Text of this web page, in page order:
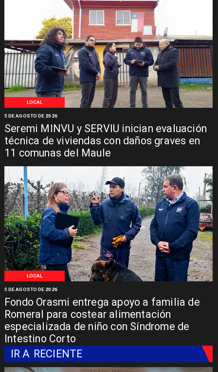
LOCAL
Seremi MINVU y SERVIU inician evaluación
técnica de viviendas con daños graves en
11 comunas del Maule
5 DE AGOSTO DE 2026
LOCAL
Fondo Orasmi entrega apoyo a familia de
Romeral para costear alimentación
especializada de niño con Síndrome de
Intestino Corto
5 DE AGOSTO DE 2026
IR A RECIENTE